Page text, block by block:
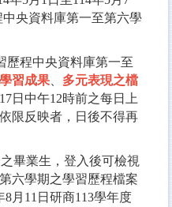
央資料庫第一至第六學
歷程中央資料庫第一至
習成果
多元表現之檔
日中午12時前之每日上
限反映者，日後不得再
畢業生，登入後可檢視
六學期之學習歷程檔案
月11日研商113學年度